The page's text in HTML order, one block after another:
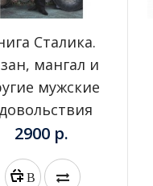
Сталика.
мангал и
мужские
2900 р.
В